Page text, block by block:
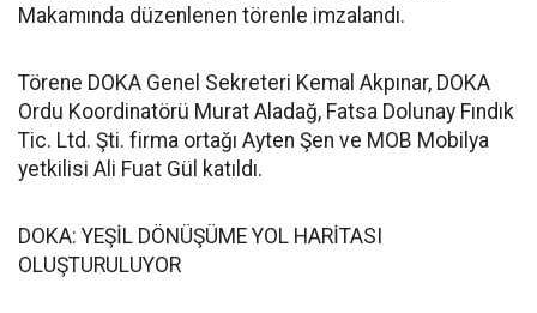
Makamında düzenlenen törenle imzalandı.
Törene DOKA Genel Sekreteri Kemal Akpınar, DOKA
Ordu Koordinatörü Murat Aladağ, Fatsa Dolunay Fındık
Tic. Ltd. Şti. firma ortağı Ayten Şen ve MOB Mobilya
yetkilisi Ali Fuat Gül katıldı.
DOKA: YEŞİL DÖNÜŞÜME YOL HARİTASI
OLUŞTURULUYOR